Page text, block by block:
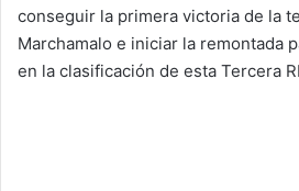
conseguir la primera victoria de la
Marchamalo e iniciar la remontada
en la clasificación de esta Tercera